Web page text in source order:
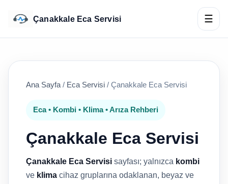
Çanakkale Eca Servisi ☰
Ana Sayfa / Eca Servisi / Çanakkale Eca Servisi
Eca • Kombi • Klima • Arıza Rehberi
Çanakkale Eca Servisi
Çanakkale Eca Servisi sayfası; yalnızca kombi
ve klima cihaz gruplarına odaklanan, beyaz ve